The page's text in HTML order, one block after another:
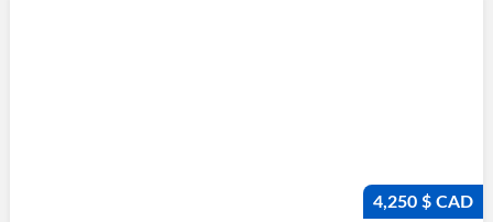
4,250 $ CAD